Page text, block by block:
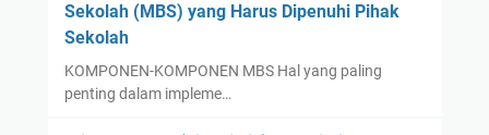
Sekolah (MBS) yang Harus Dipenuhi Pihak
Sekolah
KOMPONEN-KOMPONEN MBS Hal yang paling
penting dalam impleme…